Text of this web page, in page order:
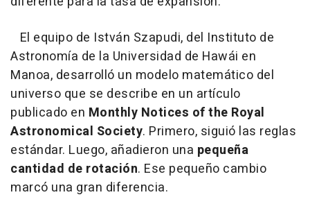
El equipo de István Szapudi, del Instituto de
Astronomía de la Universidad de Hawái en
Manoa, desarrolló un modelo matemático del
universo que se describe en un artículo
publicado en Monthly Notices of the Royal
Astronomical Society. Primero, siguió las reglas
estándar. Luego, añadieron una pequeña
cantidad de rotación. Ese pequeño cambio
marcó una gran diferencia.